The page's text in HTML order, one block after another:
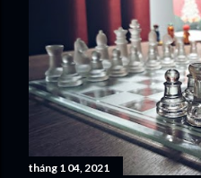
tháng 1 04, 2021